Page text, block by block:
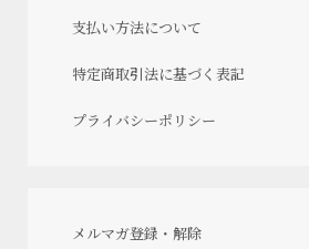
支払い方法について
特定商取引法に基づく表記
プライバシーポリシー
メルマガ登録・解除